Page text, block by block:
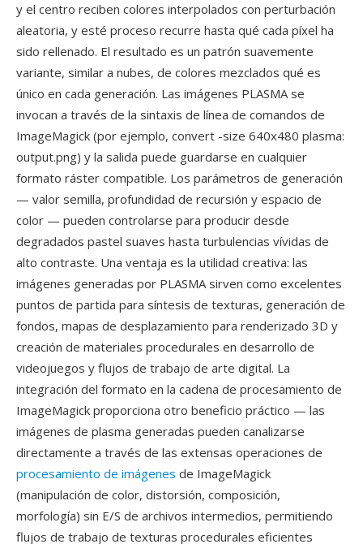
y el centro reciben colores interpolados con perturbación
aleatoria, y esté proceso recurre hasta qué cada píxel ha
sido rellenado. El resultado es un patrón suavemente
variante, similar a nubes, de colores mezclados qué es
único en cada generación. Las imágenes PLASMA se
invocan a través de la sintaxis de línea de comandos de
ImageMagick (por ejemplo, convert -size 640x480 plasma:
output.png) y la salida puede guardarse en cualquier
formato ráster compatible. Los parámetros de generación
— valor semilla, profundidad de recursión y espacio de
color — pueden controlarse para producir desde
degradados pastel suaves hasta turbulencias vívidas de
alto contraste. Una ventaja es la utilidad creativa: las
imágenes generadas por PLASMA sirven como excelentes
puntos de partida para síntesis de texturas, generación de
fondos, mapas de desplazamiento para renderizado 3D y
creación de materiales procedurales en desarrollo de
videojuegos y flujos de trabajo de arte digital. La
integración del formato en la cadena de procesamiento de
ImageMagick proporciona otro beneficio práctico — las
imágenes de plasma generadas pueden canalizarse
directamente a través de las extensas operaciones de
procesamiento de imágenes de ImageMagick
(manipulación de color, distorsión, composición,
morfología) sin E/S de archivos intermedios, permitiendo
flujos de trabajo de texturas procedurales eficientes